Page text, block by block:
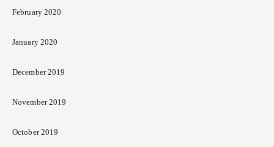
February 2020
January 2020
December 2019
November 2019
October 2019